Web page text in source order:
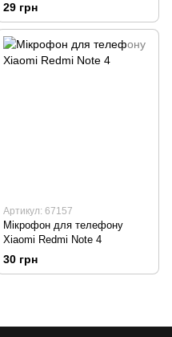
29 грн
Артикул: 67157
Мікрофон для телефону
Xiaomi Redmi Note 4
30 грн